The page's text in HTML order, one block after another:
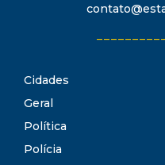
Cidades
Geral
Política
Polícia